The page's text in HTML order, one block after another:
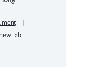
tab